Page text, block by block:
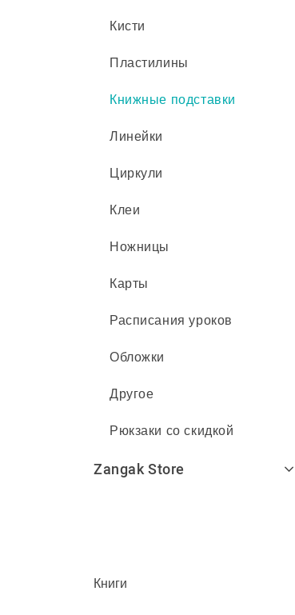
Кисти
Пластилины
Книжные подставки
Линейки
Циркули
Клеи
Ножницы
Карты
Расписания уроков
Обложки
Другое
Рюкзаки со скидкой
Zangak Store
Книги